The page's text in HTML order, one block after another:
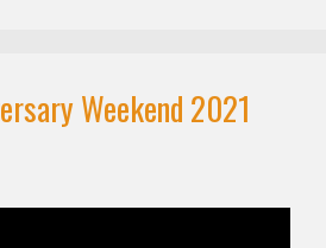
Weekend 2021